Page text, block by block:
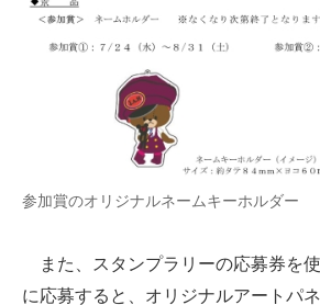
参加賞のオリジナルネームキーホルダー
また、スタンプラリーの応募券を
に応募すると、オリジナルアートパ